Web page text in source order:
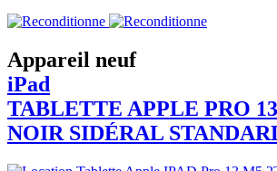
Appareil neuf
iPad
TABLETTE APPLE PRO
NOIR SIDÉRAL